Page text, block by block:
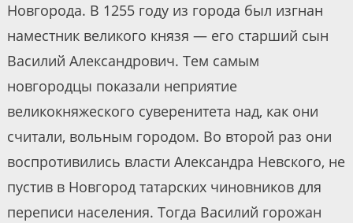
Новгорода. В 1255 году из города был изгнан
наместник великого князя — его старший сын
Василий Александрович. Тем самым
новгородцы показали неприятие
великокняжеского суверенитета над, как они
считали, вольным городом. Во второй раз они
воспротивились власти Александра Невского, не
пустив в Новгород татарских чиновников для
переписи населения. Тогда Василий горожан